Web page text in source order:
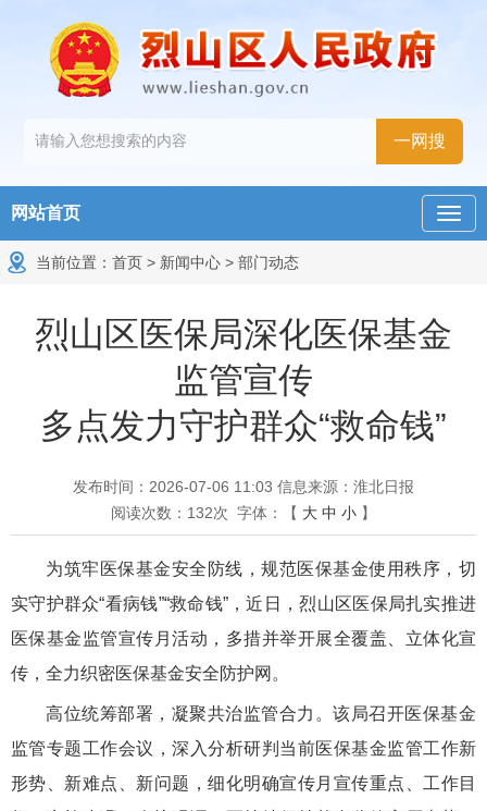
网站首页
当前位置： 首页 > 新闻中心 > 部门动态
烈山区医保局深化医保基金
监管宣传
多点发力守护群众“救命钱”
发布时间：2026-07-06 11:03 信息来源：淮北日报
阅读次数： 132次 字体：【 大 中 小 】
为筑牢医保基金安全防线，规范医保基金使用秩序，切
实守护群众“看病钱”“救命钱”，近日，烈山区医保局扎实推进
医保基金监管宣传月活动，多措并举开展全覆盖、立体化宣
传，全力织密医保基金安全防护网。
高位统筹部署，凝聚共治监管合力。该局召开医保基金
监管专题工作会议，深入分析研判当前医保基金监管工作新
形势、新难点、新问题，细化明确宣传月宣传重点、工作目